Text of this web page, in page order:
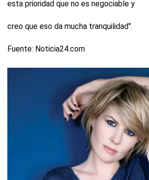
esta prioridad que no es negociable y
creo que eso da mucha tranquilidad".
Fuente: Noticia24.com